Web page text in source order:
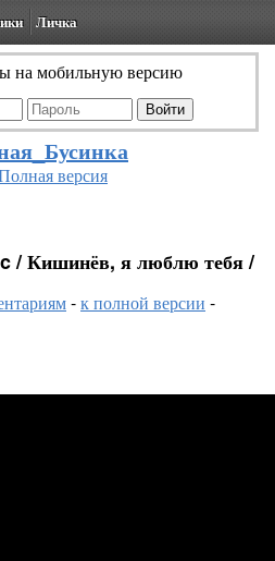
Личка
на мобильную версию
версия
/ Кишинёв, я люблю тебя /
-к полной версии -